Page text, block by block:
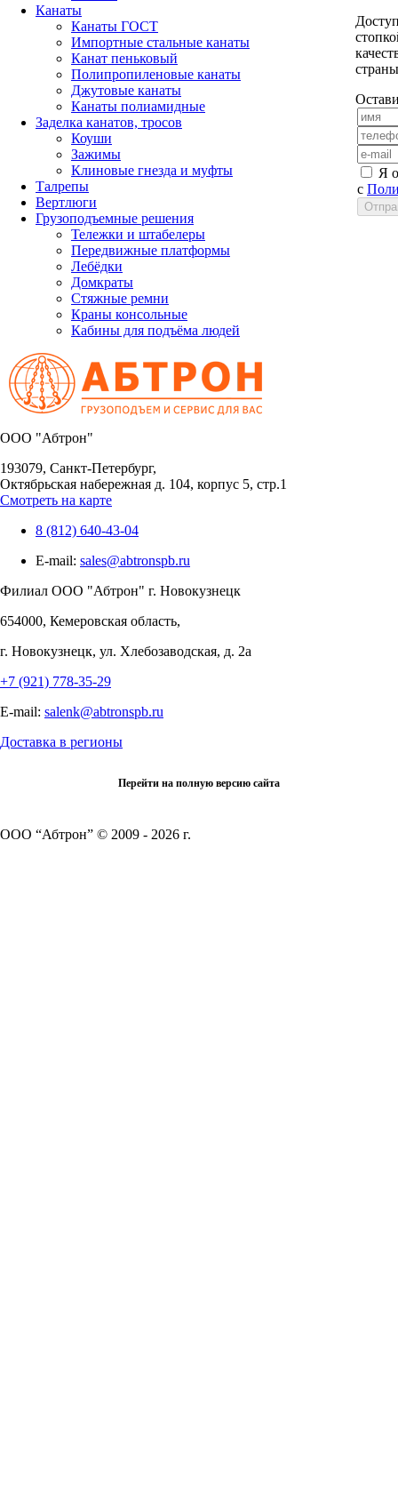
Канаты
Канаты ГОСТ
Импортные стальные канаты
Канат пеньковый
Полипропиленовые канаты
Джутовые канаты
Канаты полиамидные
Заделка канатов, тросов
Коуши
Зажимы
Клиновые гнезда и муфты
Талрепы
Вертлюги
Грузоподъемные решения
Тележки и штабелеры
Передвижные платформы
Лебёдки
Домкраты
Стяжные ремни
Краны консольные
Кабины для подъёма людей
Я
с
OOO "Абтрон"
193079, Санкт-Петербург,
Октябрьская набережная д. 104, корпус 5, стр.1
Смотреть на карте
8 (812) 640-43-04
E-mail: sales@abtronspb.ru
Филиал OOO "Абтрон" г. Новокузнецк
654000, Кемеровская область,
г. Новокузнецк, ул. Хлебозаводская, д. 2а
+7 (921) 778-35-29
E-mail: salenk@abtronspb.ru
Доставка в регионы
Перейти на полную версию сайта
ООО “Абтрон” © 2009 - 2026 г.